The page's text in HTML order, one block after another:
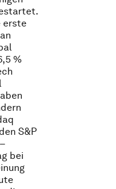
erste
%
S&P
bei